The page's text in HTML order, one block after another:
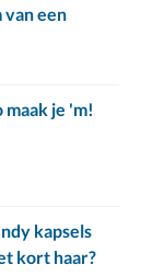
van een
je 'm!
kapsels
kort haar?